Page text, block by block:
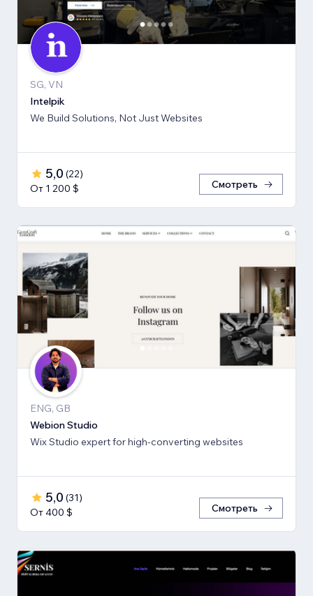
SG, VN
Intelpik
We Build Solutions, Not Just Websites
5,0 (22)
От 1 200 $
Смотреть
ENG, GB
Webion Studio
Wix Studio expert for high-converting websites
5,0 (31)
От 400 $
Смотреть